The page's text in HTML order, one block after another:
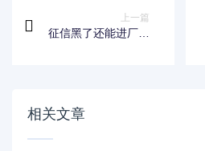
上一篇
征信黑了还能进厂工
相关文章